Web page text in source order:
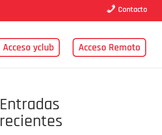
Contacto
Acceso yclub Acceso Remoto
Entradas
recientes